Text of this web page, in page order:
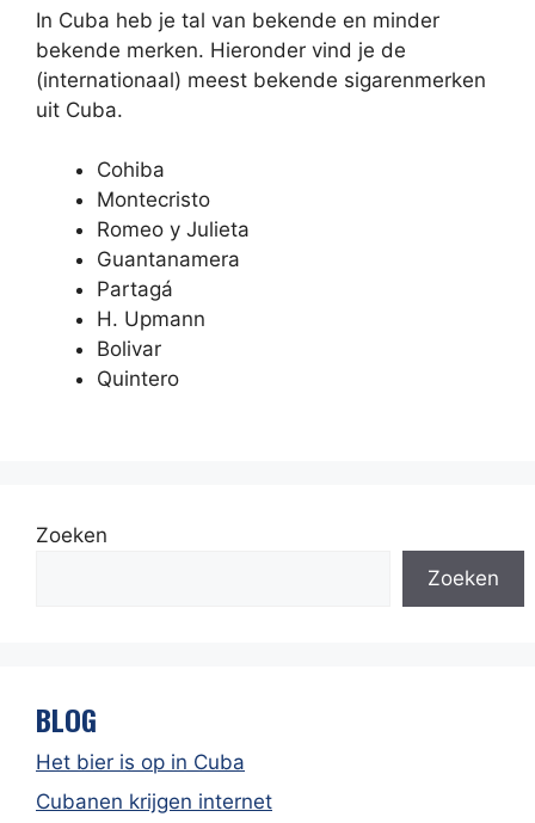
In Cuba heb je tal van bekende en minder
bekende merken. Hieronder vind je de
(internationaal) meest bekende sigarenmerken
uit Cuba.
Cohiba
Montecristo
Romeo y Julieta
Guantanamera
Partagá
H. Upmann
Bolivar
Quintero
Zoeken
Zoeken
BLOG
Het bier is op in Cuba
Cubanen krijgen internet